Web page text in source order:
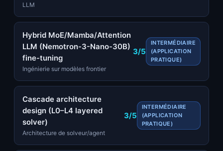
LLM
Hybrid MoE/Mamba/Attention
LLM (Nemotron-3-Nano-30B)
fine-tuning
Ingénierie sur modèles frontier
3/5
INTERMÉDIAIRE
(APPLICATION
PRATIQUE)
Cascade architecture
design (L0–L4 layered
solver)
Architecture de solveur/agent
3/5
INTERMÉDIAIRE
(APPLICATION
PRATIQUE)